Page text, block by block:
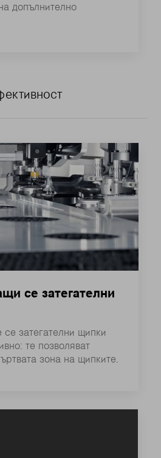
допълнително
се затегателни
затегателни щипки
те позволяват
зона на щипките.